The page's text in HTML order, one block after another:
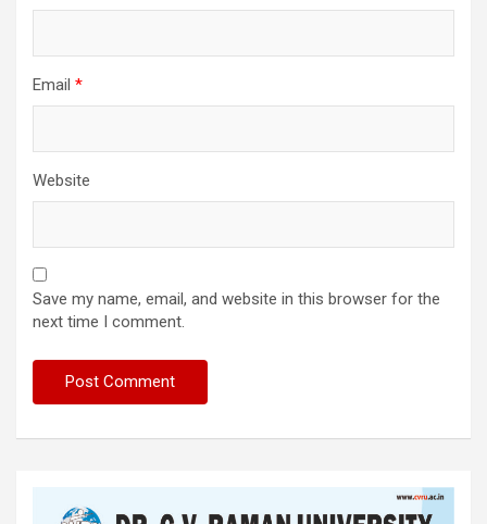
Email *
Website
Save my name, email, and website in this browser for the
next time I comment.